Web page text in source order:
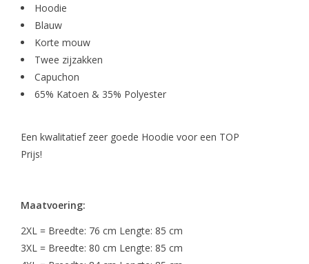
Hoodie
Blauw
Korte mouw
Twee zijzakken
Capuchon
65% Katoen & 35% Polyester
Een kwalitatief zeer goede Hoodie voor een TOP
Prijs!
Maatvoering:
2XL = Breedte: 76 cm Lengte: 85 cm
3XL = Breedte: 80 cm Lengte: 85 cm